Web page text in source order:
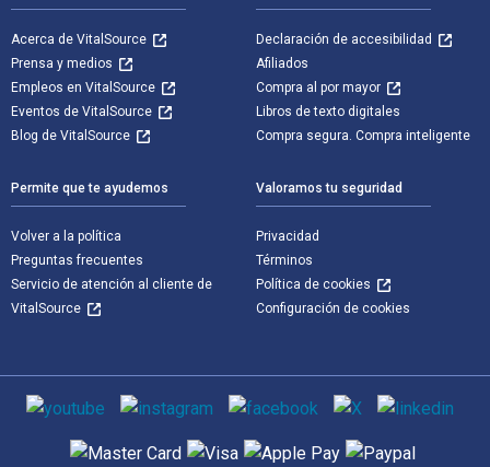
Acerca de VitalSource
Prensa y medios
Empleos en VitalSource
Eventos de VitalSource
Blog de VitalSource
Declaración de accesibilidad
Afiliados
Compra al por mayor
Libros de texto digitales
Compra segura. Compra inteligente
Permite que te ayudemos
Volver a la política
Preguntas frecuentes
Servicio de atención al cliente de
VitalSource
Valoramos tu seguridad
Privacidad
Términos
Política de cookies
Configuración de cookies
Medios de comunicación social
Métodos de pago admitidos